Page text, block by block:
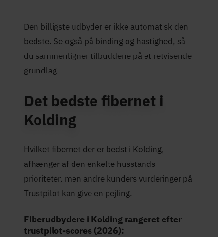
Den billigste udbyder er ikke automatisk den
bedste. Se også på binding og hastighed, så
du sammenligner tilbuddene på et retvisende
grundlag.
Det bedste fibernet i
Kolding
Hvilket fibernet der er bedst i Kolding,
afhænger af den enkelte husstands
prioriteter, men andre kunders vurderinger på
Trustpilot kan give en pejling.
Fiberudbydere i Kolding rangeret efter
trustpilot-scores (2026):